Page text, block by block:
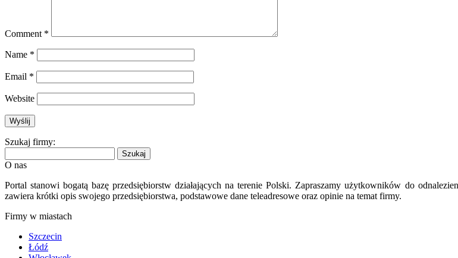
Comment *
Name *
Email *
Website
Szukaj firmy:
O nas
Portal stanowi bogatą bazę przedsiębiorstw działających na terenie Polski. Zapraszamy użytkowników do
zawiera krótki opis swojego przedsiębiorstwa, podstawowe dane teleadresowe oraz opinie na temat firmy.
Firmy w miastach
Szczecin
Łódź